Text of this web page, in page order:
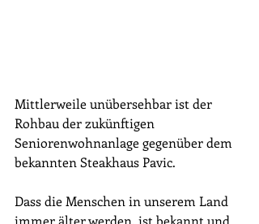
Mittlerweile unübersehbar ist der
Rohbau der zukünftigen
Seniorenwohnanlage gegenüber dem
bekannten Steakhaus Pavic.
Dass die Menschen in unserem Land
immer älter werden, ist bekannt und